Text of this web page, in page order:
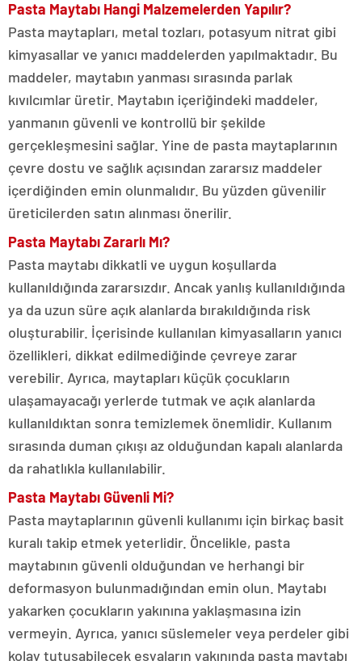
Pasta Maytabı Hangi Malzemelerden Yapılır?
Pasta maytapları, metal tozları, potasyum nitrat gibi
kimyasallar ve yanıcı maddelerden yapılmaktadır. Bu
maddeler, maytabın yanması sırasında parlak
kıvılcımlar üretir. Maytabın içeriğindeki maddeler,
yanmanın güvenli ve kontrollü bir şekilde
gerçekleşmesini sağlar. Yine de pasta maytaplarının
çevre dostu ve sağlık açısından zararsız maddeler
içerdiğinden emin olunmalıdır. Bu yüzden güvenilir
üreticilerden satın alınması önerilir.
Pasta Maytabı Zararlı Mı?
Pasta maytabı dikkatli ve uygun koşullarda
kullanıldığında zararsızdır. Ancak yanlış kullanıldığında
ya da uzun süre açık alanlarda bırakıldığında risk
oluşturabilir. İçerisinde kullanılan kimyasalların yanıcı
özellikleri, dikkat edilmediğinde çevreye zarar
verebilir. Ayrıca, maytapları küçük çocukların
ulaşamayacağı yerlerde tutmak ve açık alanlarda
kullanıldıktan sonra temizlemek önemlidir. Kullanım
sırasında duman çıkışı az olduğundan kapalı alanlarda
da rahatlıkla kullanılabilir.
Pasta Maytabı Güvenli Mi?
Pasta maytaplarının güvenli kullanımı için birkaç basit
kuralı takip etmek yeterlidir. Öncelikle, pasta
maytabının güvenli olduğundan ve herhangi bir
deformasyon bulunmadığından emin olun. Maytabı
yakarken çocukların yakınına yaklaşmasına izin
vermeyin. Ayrıca, yanıcı süslemeler veya perdeler gibi
kolay tutuşabilecek eşyaların yakınında pasta maytabı